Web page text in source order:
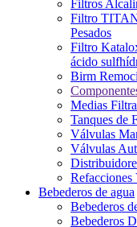
Filtros
Filtro
Pesados
Filtro
ácido
Birm
Medias
Tanques de
Válvulas
Válvulas
Refacciones
Bebederos de agua
Bebederos
Bebederos